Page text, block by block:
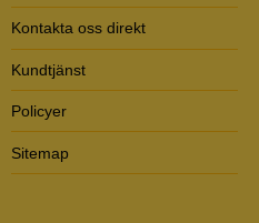
Kontakta oss direkt
Kundtjänst
Policyer
Sitemap